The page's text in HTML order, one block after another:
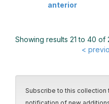
anterior
Showing results 21 to 40 of
<
Subscribe to this